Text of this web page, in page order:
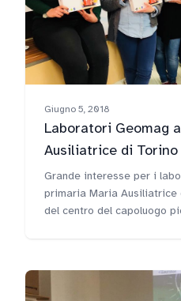
Giugno 5, 2018
Laboratori Geomag
Ausiliatrice di Torino
Grande interesse per i
primaria Maria
del centro del capoluogo